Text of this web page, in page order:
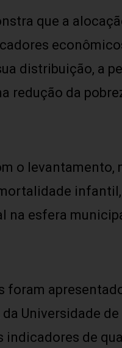
que a
distribuição, a
redução da
o
na esfera
foram
Universidade
indicadores de